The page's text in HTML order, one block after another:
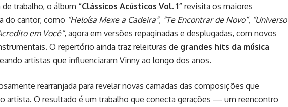
trabalho, o álbum “Clássicos Acústicos Vol. 1” revisita os maiores
do cantor, como “Heloísa Mexe a Cadeira”, “Te Encontrar de Novo”, “Universo
em Você”, agora em versões repaginadas e desplugadas, com novos
O repertório ainda traz releituras de grandes hits da música
artistas que influenciaram Vinny ao longo dos anos.
rearranjada para revelar novas camadas das composições que
artista. O resultado é um trabalho que conecta gerações — um reencontro